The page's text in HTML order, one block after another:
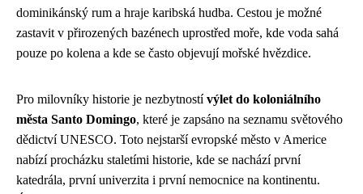
dominikánský rum a hraje karibská hudba. Cestou je možné
zastavit v přirozených bazénech uprostřed moře, kde voda sahá
pouze po kolena a kde se často objevují mořské hvězdice.
Pro milovníky historie je nezbytnostívýlet do koloniálního
města Santo Domingo, které je zapsáno na seznamu světového
dědictví UNESCO. Toto nejstarší evropské město v Americe
nabízí procházku staletími historie, kde se nachází první
katedrála, první univerzita i první nemocnice na kontinentu.